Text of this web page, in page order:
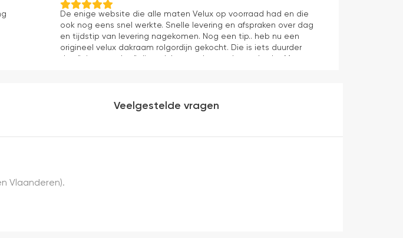
De enige website die alle maten Velux op voorraad had en die
ook nog eens snel werkte. Snelle levering en afspraken over dag
en tijdstip van levering nagekomen. Nog een tip.. heb nu een
origineel velux dakraam rolgordijn gekocht. Die is iets duurder
Veelgestelde vragen
Vlaanderen).